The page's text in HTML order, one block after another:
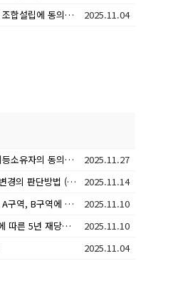
국공유지의 재산관리청은 조합설립에 동의한 것으로 간주되는지 여부
2025.11.04
무허가건축물에 대한 토지등소유자의 동의자수 산정
2025.11.27
정비사업비의 10% 이상 변경의 판단방법 (조합설립동의 - 사업시행계획 - 관리처분계획 순으로 비교)
2025.11.14
투기과열지구내 정비사업 A구역, B구역에 모두 조합원인 경우 5년 재당첨 적용 여부 및 기준은?
2025.11.10
도시정비법 제72조제6항에 따른 5년 재당첨 제한 대상은 분양대상자와 그 세대에 속한 자인 바, ‘세대’의 범위(의미)는?
2025.11.10
2025.11.04